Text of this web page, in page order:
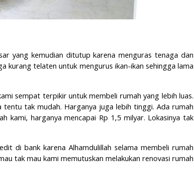
yang kemudian ditutup karena menguras tenaga dan
kurang telaten untuk mengurus ikan-ikan sehingga lama
sempat terpikir untuk membeli rumah yang lebih luas.
tak mudah. Harganya juga lebih tinggi. Ada rumah
kami, harganya mencapai Rp 1,5 milyar. Lokasinya tak
di bank karena Alhamdulillah selama membeli rumah
tak mau kami memutuskan melakukan renovasi rumah